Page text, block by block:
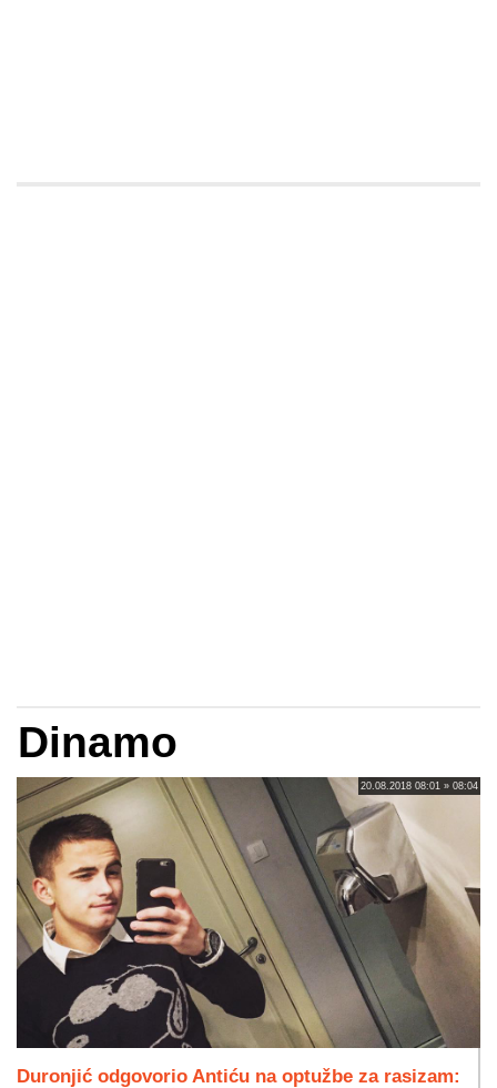
Dinamo
20.08.2018 08:01 » 08:04
Duronjić odgovorio Antiću na optužbe za rasizam: